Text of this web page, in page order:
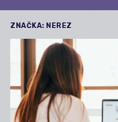
ZNAČKA: NEREZ